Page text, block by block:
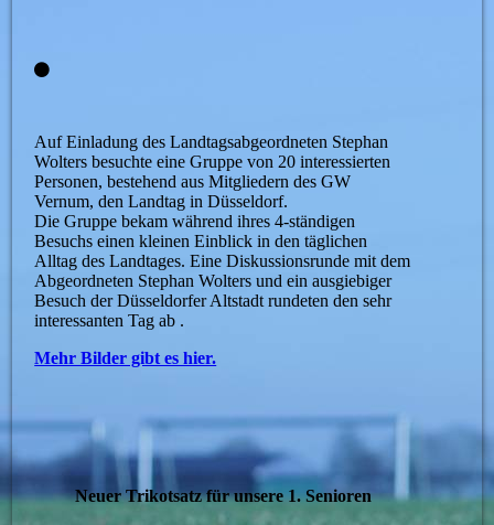
Auf Einladung des Landtagsabgeordneten Stephan
Wolters besuchte eine Gruppe von 20 interessierten
Personen, bestehend aus Mitgliedern des GW
Vernum, den Landtag in Düsseldorf.
Die Gruppe bekam während ihres 4-ständigen
Besuchs einen kleinen Einblick in den täglichen
Alltag des Landtages. Eine Diskussionsrunde mit dem
Abgeordneten Stephan Wolters und ein ausgiebiger
Besuch der Düsseldorfer Altstadt rundeten den sehr
interessanten Tag ab .
Mehr Bilder gibt es hier.
Neuer Trikotsatz für unsere 1. Senioren